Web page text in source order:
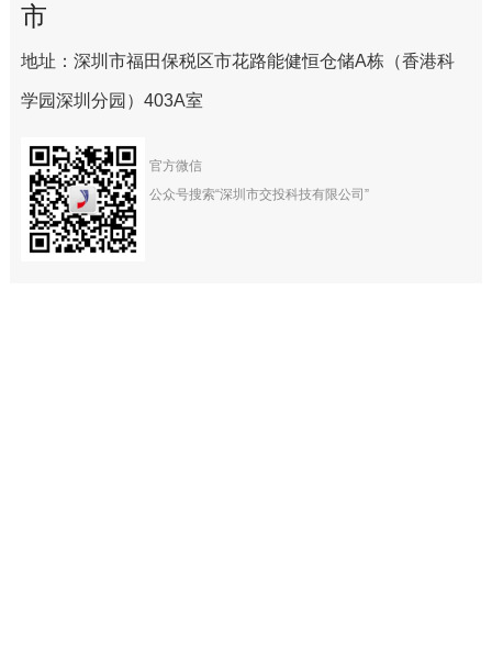
市
地址：深圳市福田保税区市花路能健恒仓储A栋（香港科
学园深圳分园）403A室
官方微信
公众号搜索“深圳市交投科技有限公司”